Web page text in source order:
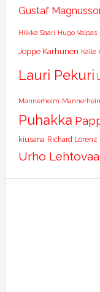
Gustaf
Hilkka Saari Hugo Valpas
Joppe Karhunen Kalle
Lauri Pekuri
Mannerheim
Puhakka
kiusana Richard Lorenz
Urho